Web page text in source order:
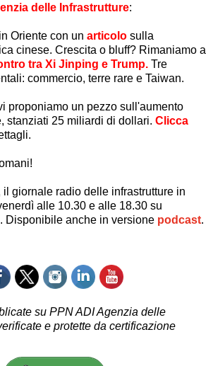
delle Infrastrutture:
Oriente con un articolo sulla
cinese. Crescita o bluff? Rimaniamo a
tra Xi Jinping e Trump. Tre
commercio, terre rare e Taiwan.
proponiamo un pezzo sull'aumento
stanziati 25 miliardi di dollari. Clicca
il giornale radio delle infrastrutture in
alle 10.30 e alle 18.30 su
. Disponibile anche in versione podcast.
su PPN ADI Agenzia delle
e protette da certificazione